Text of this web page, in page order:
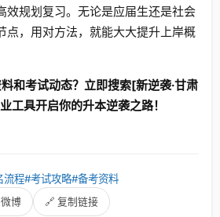
效规划复习。无论是应届生还是社会
点，用对方法，就能大大提升上岸概
和考试动态？立即搜索[新逆袭·甘肃
工具开启你的升本逆袭之路！
流程#考试攻略#备考资料
博 🔗 复制链接